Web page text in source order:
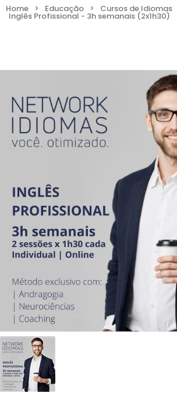
Home > Educação > Cursos de Idiomas
Inglês Profissional - 3h semanais (2x1h30)